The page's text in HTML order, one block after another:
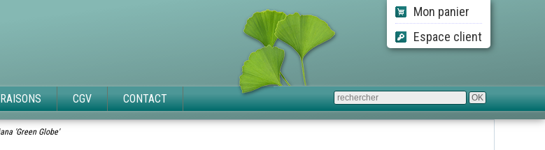
Mon panier
Espace client
CGV CONTACT
'Green Globe'